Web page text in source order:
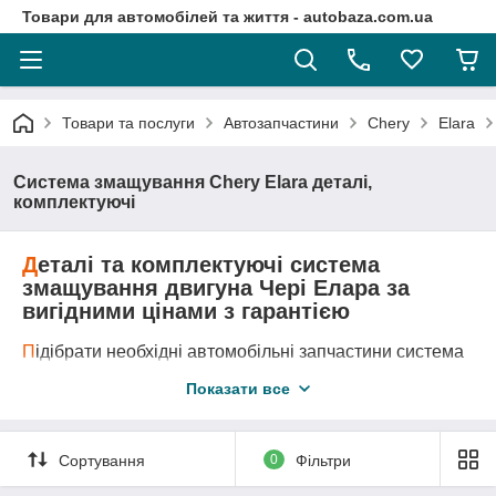
Товари для автомобілей та життя - autobaza.com.ua
Товари та послуги Автозапчастини Chery Elara
Система змащування Chery Elara деталі,
комплектуючі
Деталі та комплектуючі система
змащування двигуна Чері Елара за
вигідними цінами з гарантією
Підібрати необхідні автомобільні запчастини система
запчастин дуже просто.
логістичними компаніями.
Авторозборка Chery A21 - це оригінальні запчастини
Показати все
Сортування 0 Фільтри